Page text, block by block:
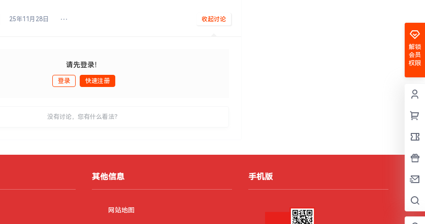
25年11月28日 收起讨论
请先登录！
登录 快速注册
没有讨论，您有什么看法？
解锁
会员
权限
其他信息
网站地图
手机版